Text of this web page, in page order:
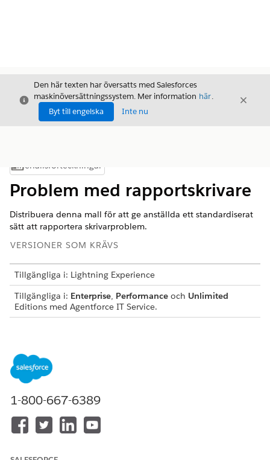
Stäng
Den här texten har översatts med Salesforces
maskinöversättningssystem. Mer information här.
Byt till engelska
Inte nu
Stäng
Visa innehållsförteckning
Innehållsförteckningar
Problem med rapportskrivare
Distribuera denna mall för att ge anställda ett standardiserat
sätt att rapportera skrivarproblem.
VERSIONER SOM KRÄVS
Tillgängliga i: Lightning Experience
Tillgängliga i: Enterprise, Performance och Unlimited
Editions med Agentforce IT Service.
påverkan för effektiv felsökning. Gå igenom vad som
inkluderas med mallen.
Intagsattribut
från medarbetaren:
Byggnad: Den specifika byggnad där skrivaren finns.
1-800-667-6389